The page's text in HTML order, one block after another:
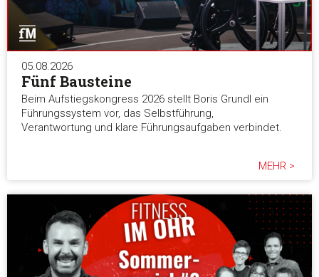
05.08.2026
Fünf Bausteine
Beim Aufstiegskongress 2026 stellt Boris Grundl ein
Führungssystem vor, das Selbstführung,
Verantwortung und klare Führungsaufgaben verbindet.
MEHR >